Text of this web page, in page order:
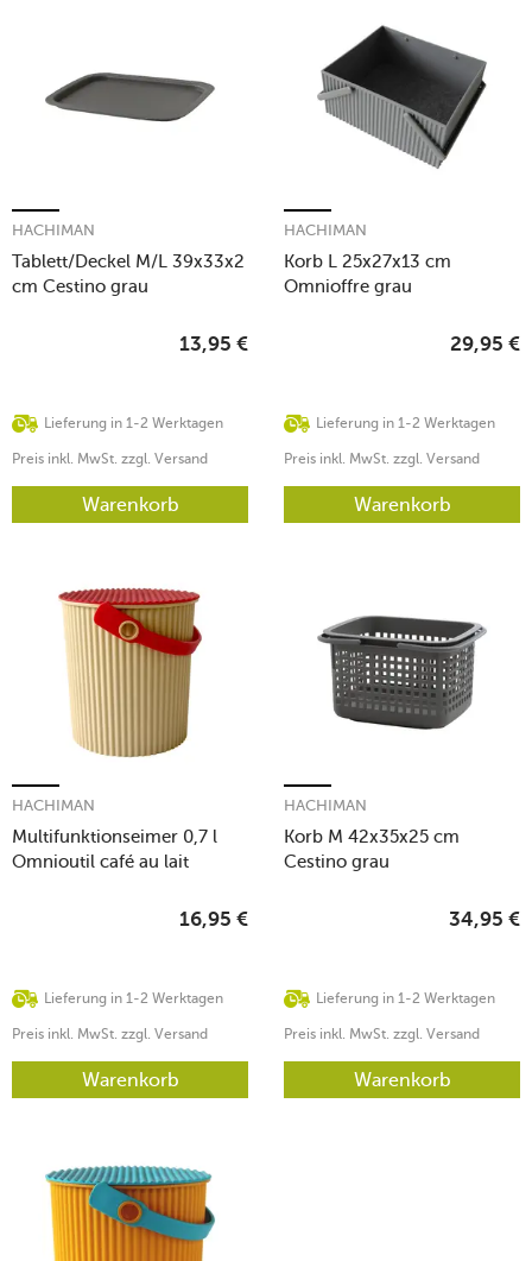
Tablett/Deckel M/L 39x33x2
cm Cestino grau
HACHIMAN
Lieferung in 1-2 Werktagen
13,95 €
Preis inkl. MwSt. zzgl. Versand
Warenkorb
Korb L 25x27x13 cm
Omnioffre grau
HACHIMAN
Lieferung in 1-2 Werktagen
29,95 €
Preis inkl. MwSt. zzgl. Versand
Warenkorb
Multifunktionseimer 0,7 l
Omnioutil café au lait
HACHIMAN
Lieferung in 1-2 Werktagen
16,95 €
Preis inkl. MwSt. zzgl. Versand
Warenkorb
Korb M 42x35x25 cm
Cestino grau
HACHIMAN
Lieferung in 1-2 Werktagen
34,95 €
Preis inkl. MwSt. zzgl. Versand
Warenkorb